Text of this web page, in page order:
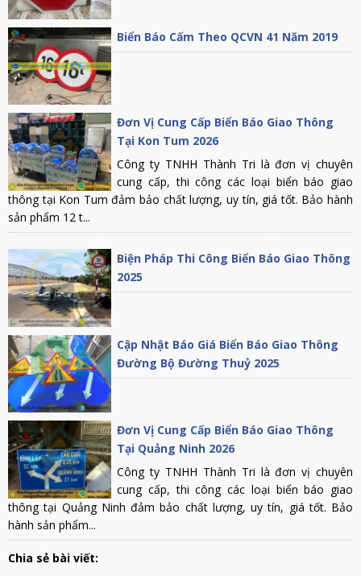
Biển Báo Cấm Theo QCVN 41 Năm 2019
Đơn Vị Cung Cấp Biển Báo Giao Thông
Tại Kon Tum 2026
Công ty TNHH Thành Tri là đơn vị chuyên
cung cấp, thi công các loại biển báo giao
thông tại Kon Tum đảm bảo chất lượng, uy tín, giá tốt. Bảo hành
sản phẩm 12 t...
Biện Pháp Thi Công Biển Báo Giao Thông
2025
Cập Nhật Báo Giá Biển Báo Giao Thông
Đường Bộ Đường Thuỷ 2025
Đơn Vị Cung Cấp Biển Báo Giao Thông
Tại Quảng Ninh 2026
Công ty TNHH Thành Tri là đơn vị chuyên
cung cấp, thi công các loại biển báo giao
thông tại Quảng Ninh đảm bảo chất lượng, uy tín, giá tốt. Bảo
hành sản phẩm...
Chia sẻ bài viết: